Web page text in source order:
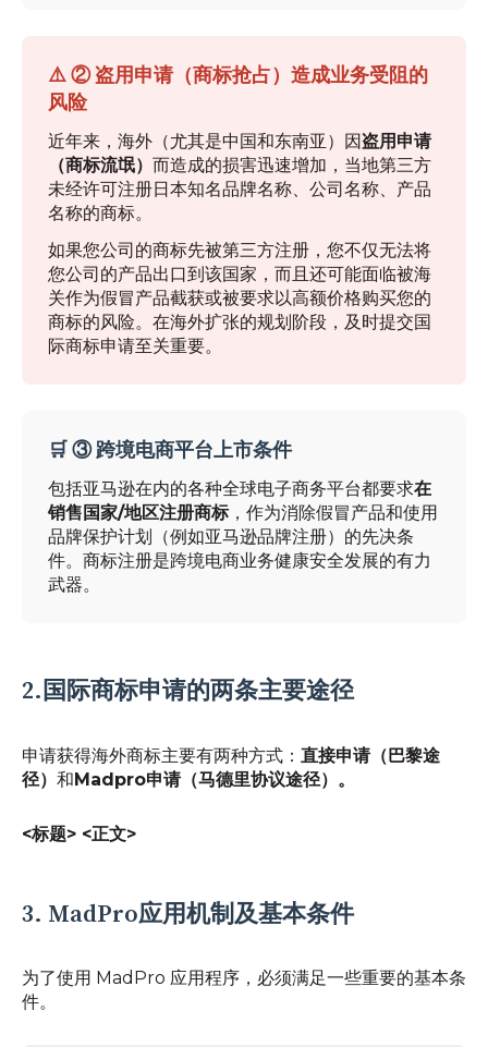
⚠️ ② 盗用申请（商标抢占）造成业务受阻的
风险
近年来，海外（尤其是中国和东南亚）因盗用申请
（商标流氓） 而造成的损害迅速增加，当地第三方
未经许可注册日本知名品牌名称、公司名称、产品
名称的商标。
如果您公司的商标先被第三方注册，您不仅无法将
您公司的产品出口到该国家，而且还可能面临被海
关作为假冒产品截获或被要求以高额价格购买您的
商标的风险。在海外扩张的规划阶段，及时提交国
际商标申请至关重要。
🛒 ③ 跨境电商平台上市条件
包括亚马逊在内的各种全球电子商务平台都要求在
销售国家/地区注册商标，作为消除假冒产品和使用
品牌保护计划（例如亚马逊品牌注册）的先决条
件。商标注册是跨境电商业务健康安全发展的有力
武器。
2.国际商标申请的两条主要途径
申请获得海外商标主要有两种方式： 直接申请（巴黎途
径） 和Madpro申请（马德里协议途径）。
<标题> <正文>
3. MadPro应用机制及基本条件
为了使用 MadPro 应用程序，必须满足一些重要的基本条
件。